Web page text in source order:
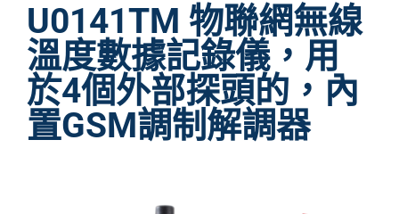
U0141TM 物聯網無線
溫度數據記錄儀，用
於4個外部探頭的，內
置GSM調制解調器